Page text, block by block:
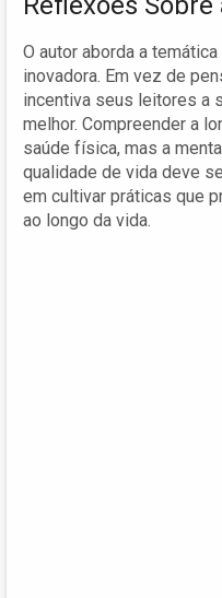
O autor aborda a temática
inovadora. Em vez de
incentiva seus leitores a
melhor. Compreender a
saúde física, mas a
qualidade de vida deve
em cultivar práticas que
ao longo da vida.